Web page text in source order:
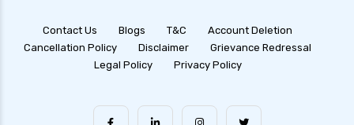
Contact Us Blogs T&C
Account Deletion
Cancellation Policy
Disclaimer
Grievance Redressal
Legal Policy
Privacy Policy